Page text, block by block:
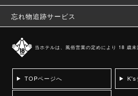
忘れ物追跡サービス
当ホテルは、風俗営業の定めにより 18 歳未
TOPページへ K's